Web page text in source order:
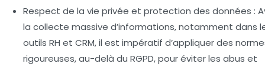
Respect de la vie privée et protection des données :
la collecte massive d’informations, notamment dans
outils RH et CRM, il est impératif d’appliquer des
rigoureuses, au-delà du RGPD, pour éviter les abus et